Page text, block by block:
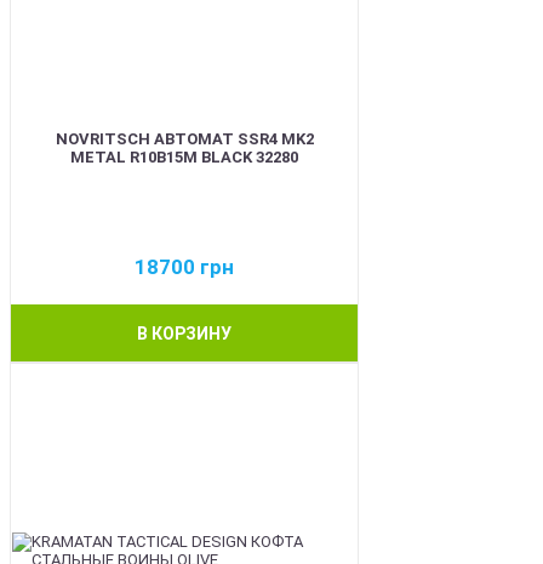
NOVRITSCH АВТОМАТ SSR4 MK2
METAL R10B15M BLACK 32280
18700 грн
В КОРЗИНУ